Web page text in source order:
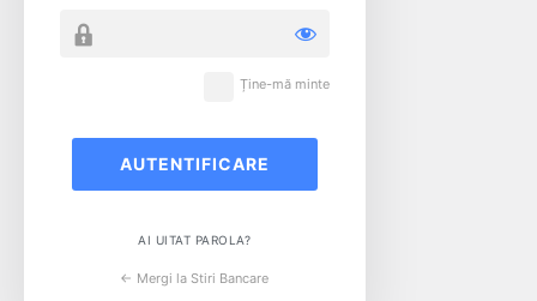
Ține-mă minte
AI UITAT PAROLA?
← Mergi la Stiri Bancare